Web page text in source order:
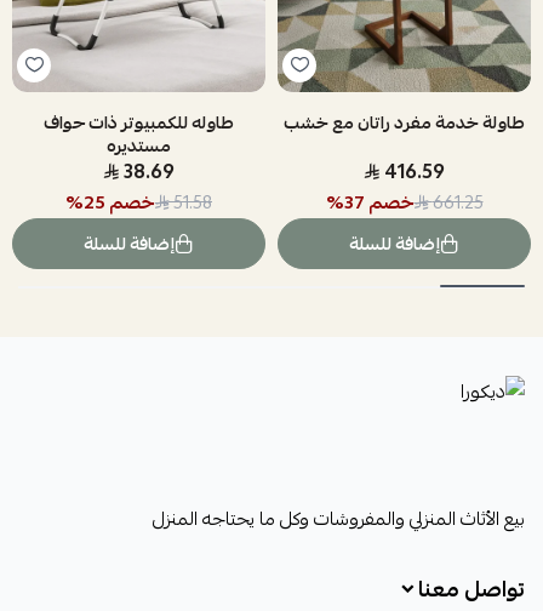
طاولة خدمة مفرد راتان مع خشب
416.59
661.25 خصم37
%
إضافة للسلة
طاوله للكمبيوتر ذات حواف
مستديره
38.69
51.58 خصم25
%
إضافة للسلة
ديكورا
بيع الأثاث المنزلي والمفروشات وكل ما يحتاجه المنزل
تواصل معنا